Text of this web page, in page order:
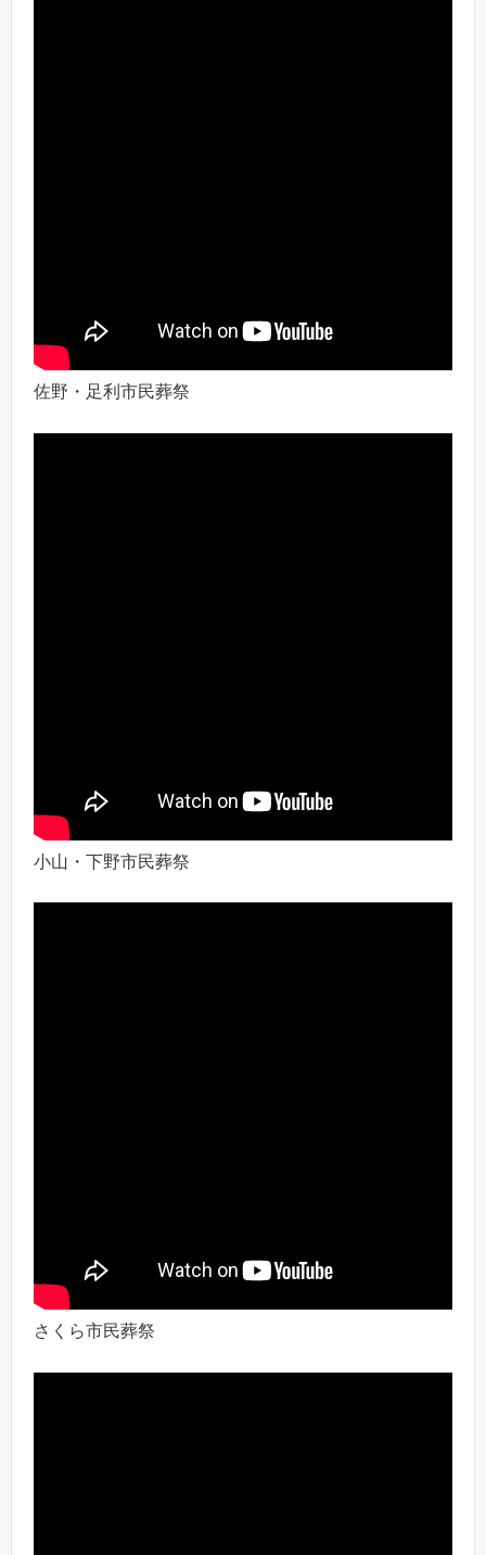
佐野・足利市民葬祭
小山・下野市民葬祭
さくら市民葬祭